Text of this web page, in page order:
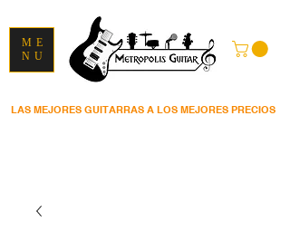
LAS MEJORES GUITARRAS A LOS MEJORES PRECIOS
ME
NU